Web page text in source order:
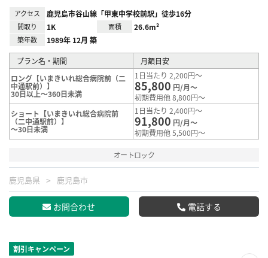
アクセス 鹿児島市谷山線「甲東中学校前駅」徒歩16分
間取り 1K 面積 26.6m²
築年数 1989年 12月 築
プラン名・期間
月額目安
ロング【いまきいれ総合病院前（二
中通駅前）】
30日以上～360日未満
1日当たり 2,200円～
85,800 円/月～
初期費用他 8,800円～
ショート【いまきいれ総合病院前
（二中通駅前）】
～30日未満
1日当たり 2,400円～
91,800 円/月～
初期費用他 5,500円～
オートロック
鹿児島県 鹿児島市
お問合わせ 電話する
割引キャンペーン